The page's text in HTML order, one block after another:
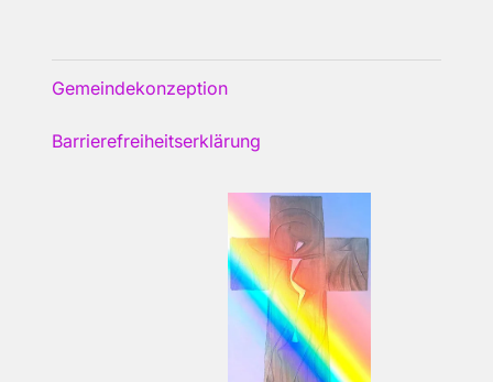
Gemeindekonzeption
Barrierefreiheitserklärung